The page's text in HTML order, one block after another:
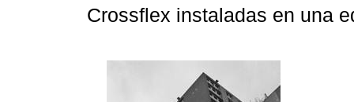
Crossflex instaladas en una